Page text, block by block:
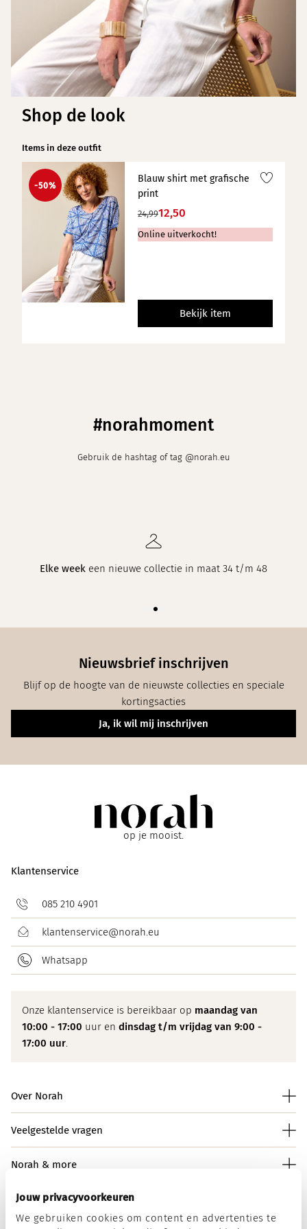
Jouw privacyvoorkeuren
We gebruiken cookies om content en advertenties te
Shop de look
Items in deze outfit
-50%
Blauw shirt met grafische
print
24,9912,50
Online uitverkocht!
Bekijk item
#norahmoment
Gebruik de hashtag of tag @norah.eu
Elke week een nieuwe collectie in maat 34 t/m 48
Nieuwsbrief inschrijven
Blijf op de hoogte van de nieuwste collecties en speciale
kortingsacties
Ja, ik wil mij inschrijven
op je mooist.
Klantenservice
085 210 4901
klantenservice@norah.eu
Whatsapp
Onze klantenservice is bereikbaar op maandag van
10:00 - 17:00 uur en dinsdag t/m vrijdag van 9:00 -
17:00 uur.
Over Norah
Veelgestelde vragen
Norah & more
Norah op social media